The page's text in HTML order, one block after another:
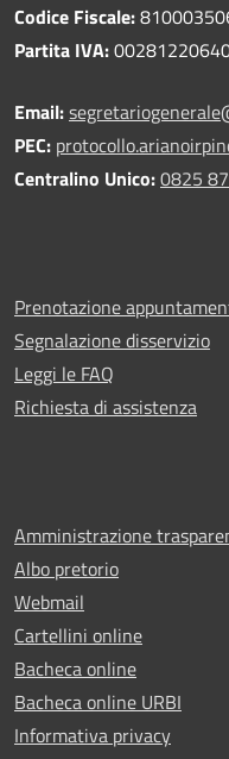
Codice Fiscale:
Partita IVA:
Email:
PEC:
Centralino Unico:0825
Prenotazione
Segnalazione disservizio
Leggi le FAQ
Richiesta di assistenza
Amministrazione
Albo pretorio
Webmail
Cartellini online
Bacheca online
Bacheca online URBI
Informativa privacy